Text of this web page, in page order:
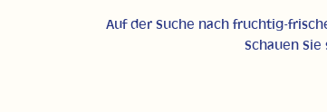
Auf der Suche nach fruchtig-
Schauen